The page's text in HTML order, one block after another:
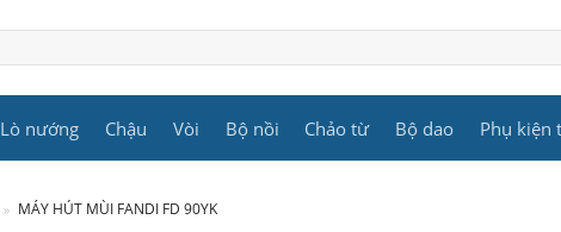
Lò nướng Chậu Vòi Bộ nồi Chảo từ Bộ dao Phụ kiện
» MÁY HÚT MÙI FANDI FD 90YK